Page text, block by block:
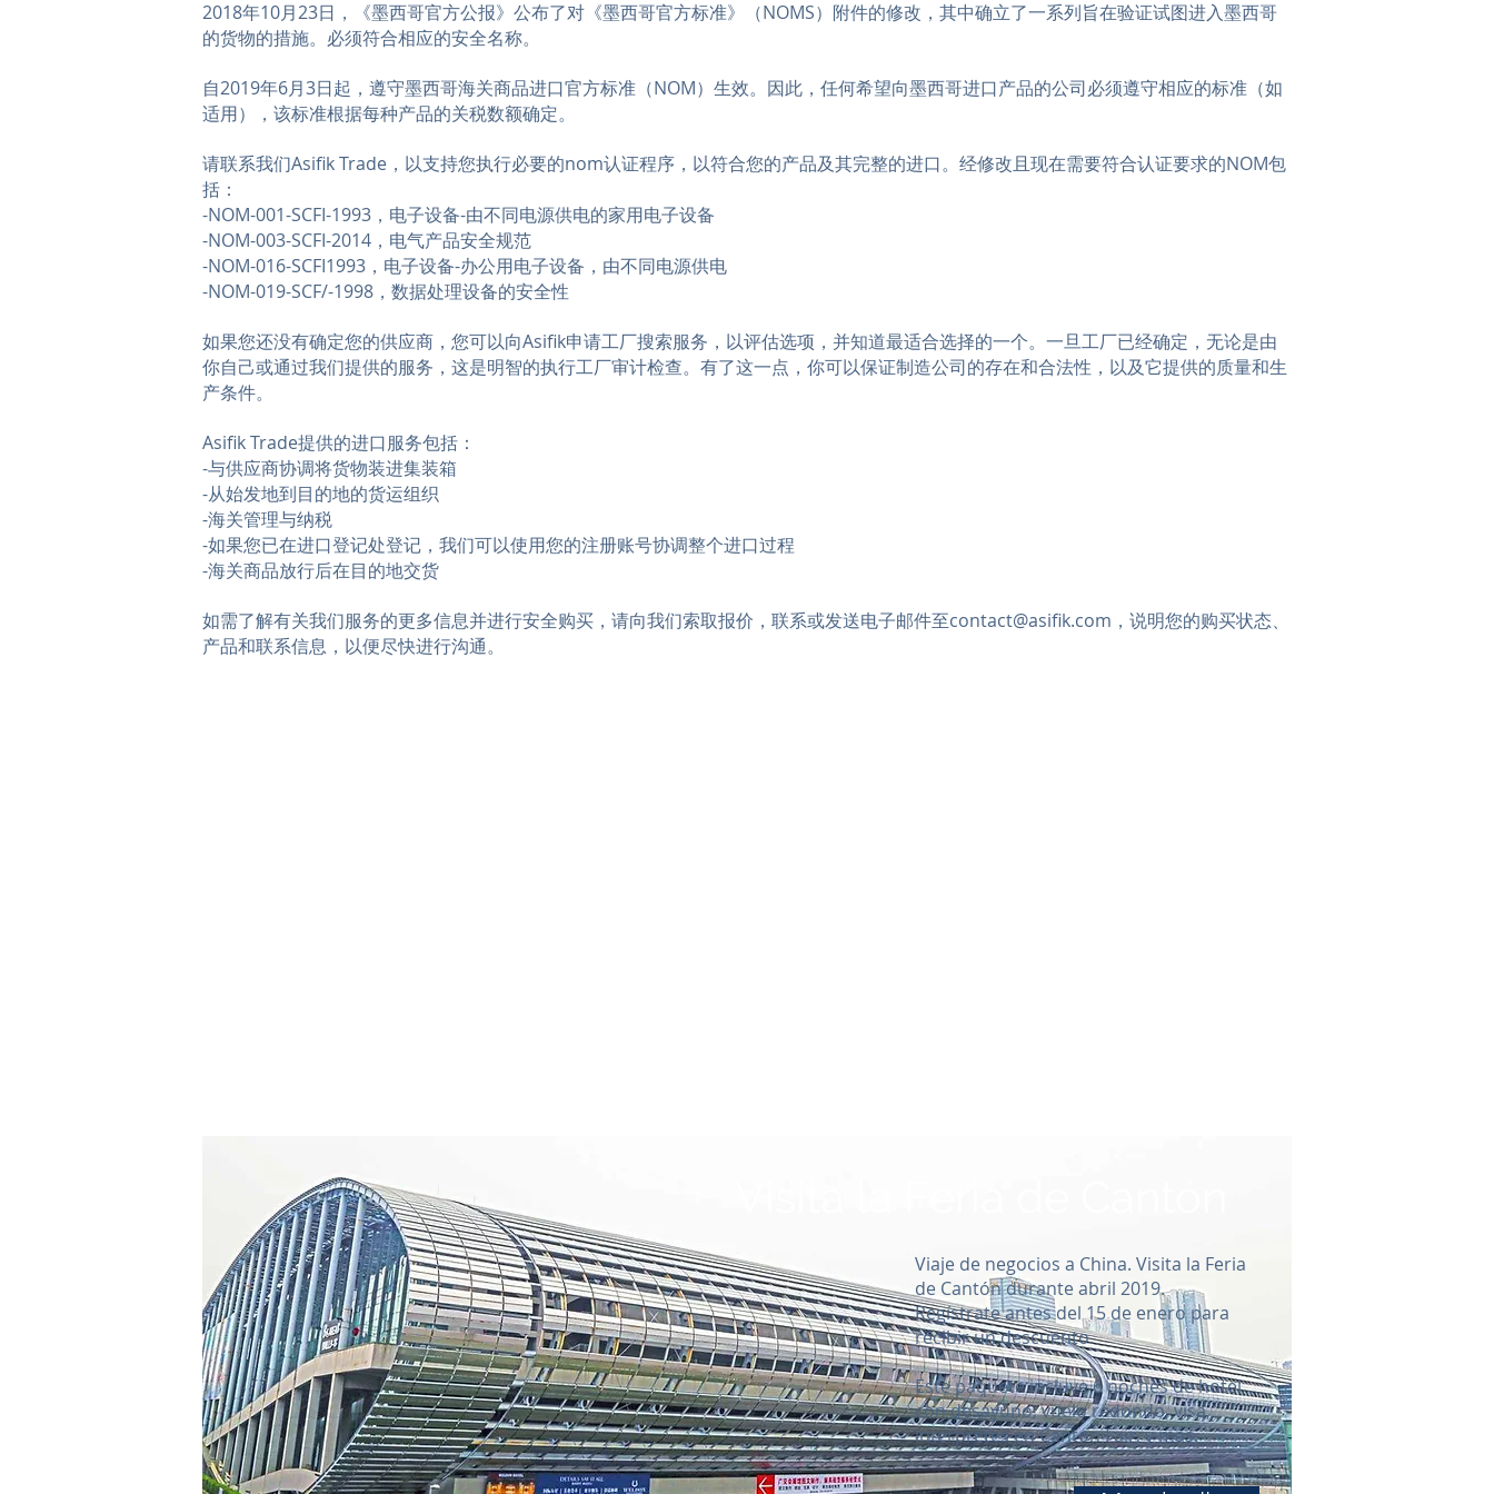
2018年10月23日，《墨西哥官方公报》公布了对《墨西哥官方标准》（NOMS）附件的修改，其中确立了一系列旨在验证试图进入墨西哥
的货物的措施。必须符合相应的安全名称。
自2019年6月3日起，遵守墨西哥海关商品进口官方标准（NOM）生效。因此，任何希望向墨西哥进口产品的公司必须遵守相应的标准（如
适用），该标准根据每种产品的关税数额确定。
请联系我们Asifik Trade，以支持您执行必要的nom认证程序，以符合您的产品及其完整的进口。经修改且现在需要符合认证要求的NOM包
括：
-NOM-001-SCFI-1993，电子设备-由不同电源供电的家用电子设备
-NOM-003-SCFI-2014，电气产品安全规范
-NOM-016-SCFI1993，电子设备-办公用电子设备，由不同电源供电
-NOM-019-SCF/-1998，数据处理设备的安全性
如果您还没有确定您的供应商，您可以向Asifik申请工厂搜索服务，以评估选项，并知道最适合选择的一个。一旦工厂已经确定，无论是由
你自己或通过我们提供的服务，这是明智的执行工厂审计检查。有了这一点，你可以保证制造公司的存在和合法性，以及它提供的质量和生
产条件。
Asifik Trade提供的进口服务包括：
-与供应商协调将货物装进集装箱
-从始发地到目的地的货运组织
-海关管理与纳税
-如果您已在进口登记处登记，我们可以使用您的注册账号协调整个进口过程
-海关商品放行后在目的地交货
如需了解有关我们服务的更多信息并进行安全购买，请向我们索取报价，联系或发送电子邮件至contact@asifik.com ，说明您的购买状态、
产品和联系信息，以便尽快进行沟通。
Viaje de negocios a China. Visita la Feria
de Cantón durante abril 2019.
Regístrate antes del 15 de enero para
recibir un descuento.
Este paquete incluye 6 noches de hotel
con desayuno, vuelo redondo, visa,
interpretes en Canton Fair, y más.